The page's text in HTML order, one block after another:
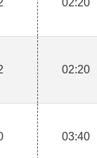
02:20
02:20
03:40